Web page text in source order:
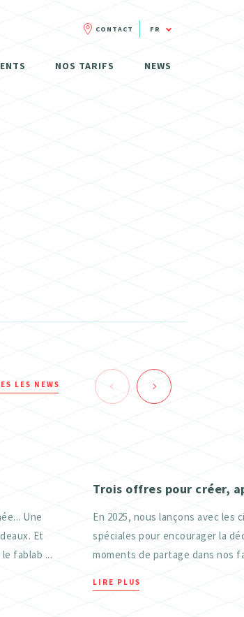
NOS TARIFS NEWS
CONTACT FR
LES NEWS
Une
Et
fablab ...
Trois offres pour créer,
En 2025, nous lançons avec
spéciales pour encourager la
moments de partage dans nos
LIRE PLUS